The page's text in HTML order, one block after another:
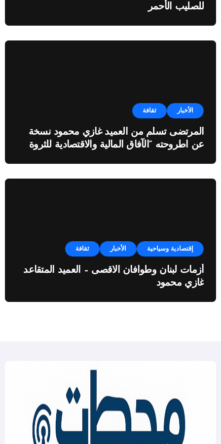
للصليب الأحمر
الأخبار ثقافة
المرتضى تسلم من العميد غازي محمود نسخة
عن اطروحته “الآفاق المالية والاقتصادية للثروة
إقتصادية وسياحية الأخبار ثقافة
أزمات لبنان وطوافان الاقصى – العميد المتقاعد
غازي محمود